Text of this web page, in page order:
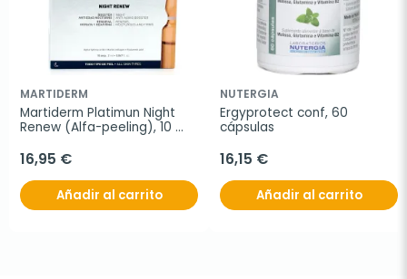
MARTIDERM
Martiderm Platimun Night
Renew (Alfa-peeling), 10
16,95 €
Añadir al carrito
NUTERGIA
Ergyprotect conf, 60
cápsulas
16,15 €
Añadir al carrito